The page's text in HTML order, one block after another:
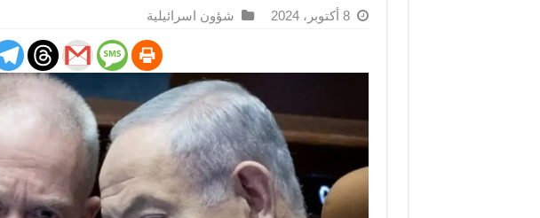
8 أكتوبر، 2024 شؤون اسرائيلية